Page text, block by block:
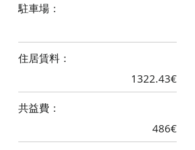
駐車場：
住居賃料：
1322.43€
​共益費：
486€